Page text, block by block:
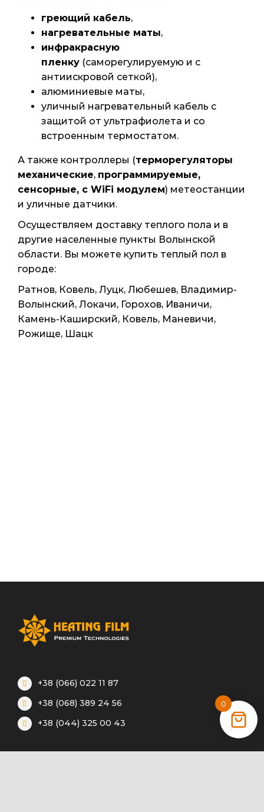
греющий кабель,
нагревательные маты,
инфракрасную
пленку (саморегулируемую и с
антиискровой сеткой),
алюминиевые маты,
уличный нагревательный кабель с
защитой от ультрафиолета и со
встроенным термостатом.
А также контроллеры (терморегуляторы
механические, программируемые,
сенсорные, с WiFi модулем) метеостанции
и уличные датчики.
Осуществляем доставку теплого пола и в
другие населенные пункты Волынской
области. Вы можете купить теплый пол в
городе:
Ратнов, Ковель, Луцк, Любешев, Владимир-
Волынский, Локачи, Горохов, Иваничи,
Камень-Каширский, Ковель, Маневичи,
Рожище, Шацк
+38 (066) 022 11 87
+38 (068) 389 24 56
+38 (044) 325 00 43
0